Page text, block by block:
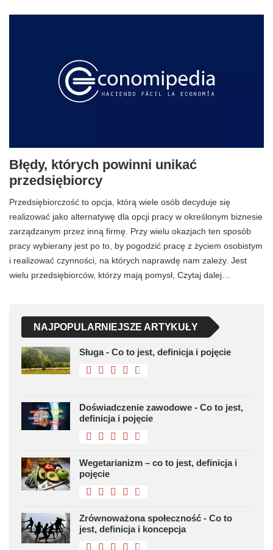
Błędy, których powinni unikać
przedsiębiorcy
Przedsiębiorczość to opcja, którą wiele osób decyduje się
realizować jako alternatywę dla opcji pracy w określonym biznesie
zarządzanym przez inną firmę. Przy wielu okazjach ten sposób
pracy wybierany jest po to, by pogodzić pracę z życiem osobistym
i realizować czynności, na których naprawdę nam zależy. Jest
wielu przedsiębiorców, którzy mają pomysł, Czytaj dalej…
NAJPOPULARNIEJSZE ARTYKUŁY
Sługa - Co to jest, definicja i pojęcie
Doświadczenie zawodowe - Co to jest,
definicja i pojęcie
Wegetarianizm – co to jest, definicja i
pojęcie
Zrównoważona społeczność - Co to
jest, definicja i koncepcja